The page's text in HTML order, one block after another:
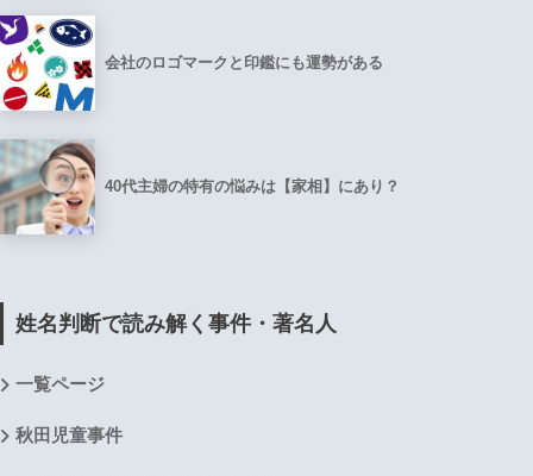
会社のロゴマークと印鑑にも運勢がある
40代主婦の特有の悩みは【家相】にあり？
姓名判断で読み解く事件・著名人
一覧ページ
秋田児童事件